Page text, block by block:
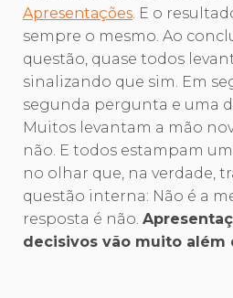
Apresentações. E o
sempre o mesmo. Ao
questão, quase todos
sinalizando que sim. Em
segunda pergunta e uma
Muitos levantam a mão
não. E todos estampam
no olhar que, na verdade,
questão interna: Não é a
resposta é não.
decisivos vão muito além